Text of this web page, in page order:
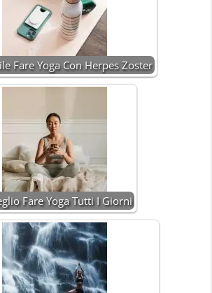
Fare Yoga Con Herpes Zoster
Fare Yoga Tutti I Giorni